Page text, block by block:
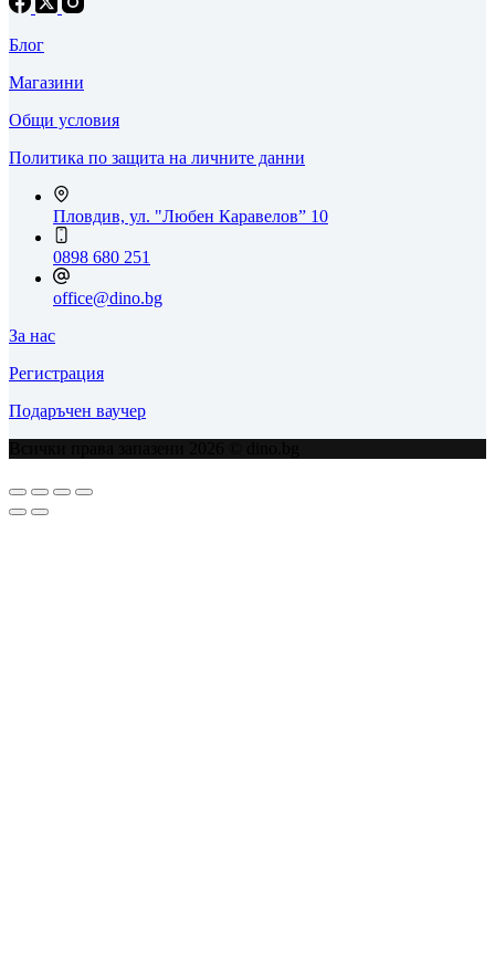
Блог
Магазини
Общи условия
Политика по защита на личните данни
Пловдив, ул. "Любен Каравелов” 10
0898 680 251
office@dino.bg
За нас
Регистрация
Подаръчен ваучер